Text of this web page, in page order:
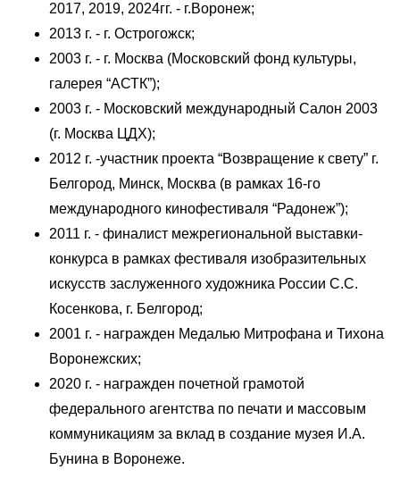
2017, 2019, 2024гг. - г.Воронеж;
2013 г. - г. Острогожск;
2003 г. - г. Москва (Московский фонд культуры,
галерея “АСТК”);
2003 г. - Московский международный Салон 2003
(г. Москва ЦДХ);
2012 г. -участник проекта “Возвращение к свету” г.
Белгород, Минск, Москва (в рамках 16-го
международного кинофестиваля “Радонеж”);
2011 г. - финалист межрегиональной выставки-
конкурса в рамках фестиваля изобразительных
искусств заслуженного художника России С.С.
Косенкова, г. Белгород;
2001 г. - награжден Медалью Митрофана и Тихона
Воронежских;
2020 г. - награжден почетной грамотой
федерального агентства по печати и массовым
коммуникациям за вклад в создание музея И.А.
Бунина в Воронеже.